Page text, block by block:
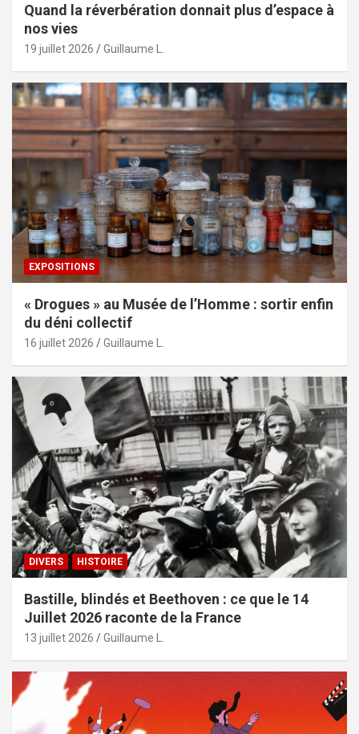
Quand la réverbération donnait plus d’espace à
nos vies
19 juillet 2026 Guillaume L.
EXPOSITIONS
« Drogues » au Musée de l’Homme : sortir enfin
du déni collectif
16 juillet 2026 Guillaume L.
DIVERS HISTOIRE
Bastille, blindés et Beethoven : ce que le 14
Juillet 2026 raconte de la France
13 juillet 2026 Guillaume L.